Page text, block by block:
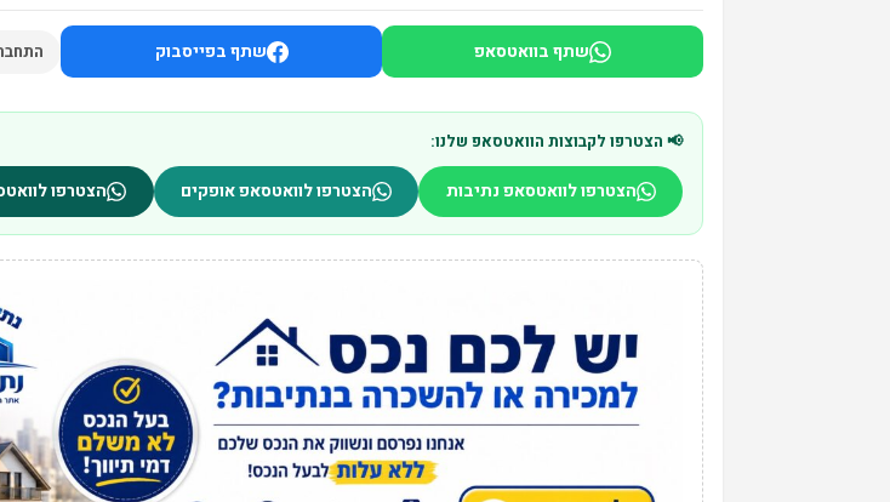
שתף בוואטסאפ שתף בפייסבוק
📢 הצטרפו לקבוצות הוואטסאפ שלנו:
הצטרפו לוואטסאפ נתיבות הצטרפו לוואטסאפ אופקים הצטרפו